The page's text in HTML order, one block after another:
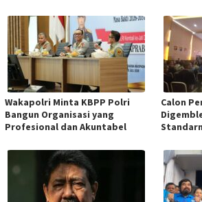
Wakapolri Minta KBPP Polri
Bangun Organisasi yang
Profesional dan Akuntabel
Calon